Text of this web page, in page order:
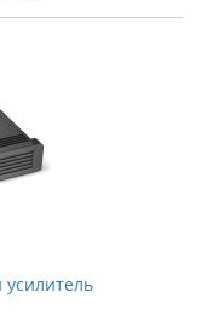
усилитель